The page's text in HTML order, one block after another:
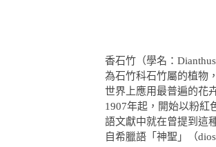
香石竹（學名：
為石竹科石竹屬的植物
世界上應用最普遍的花
1907年起，開始以粉紅
語文獻中就在曾提到這
自希臘語「神聖」（